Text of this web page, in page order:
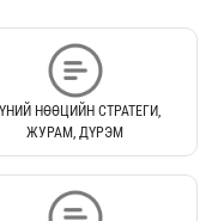
НӨӨЦИЙН СТРАТЕГИ,
ЖУРАМ, ДҮРЭМ